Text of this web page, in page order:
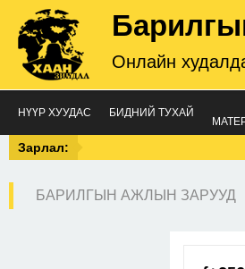
Онлайн
НҮҮР ХУУДАС БИДНИЙ ТУХАЙ
Зарлал:
БАРИЛГЫН АЖЛЫН ЗАРУУД